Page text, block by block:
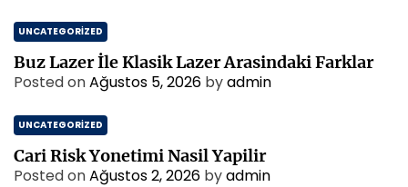
UNCATEGORIZED
Buz Lazer İle Klasik Lazer Arasindaki Farklar
Posted onAğustos 5, 2026 byadmin
UNCATEGORIZED
Cari Risk Yonetimi Nasil Yapilir
Posted onAğustos 2, 2026 byadmin